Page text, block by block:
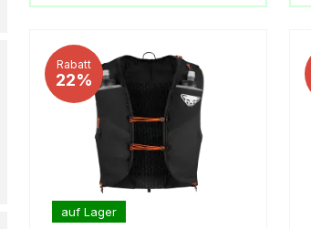
Rabatt
22%
auf Lager